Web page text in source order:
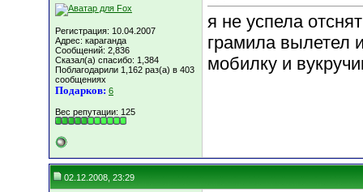
Регистрация: 10.04.2007
Адрес: караганда
Сообщений: 2,836
Сказал(а) спасибо: 1,384
Поблагодарили 1,162 раз(а) в 403
сообщениях
Подарков: 6
Вес репутации: 125
я не успела
грамила вылетел
мобилку и
02.12.2008, 23:29